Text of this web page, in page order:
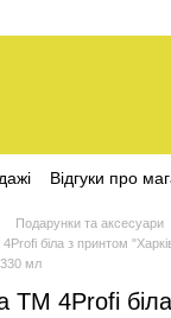
200 грн
Відгуки про
Подарунки та аксесуари
біла з принтом
мл
ТМ 4Profi